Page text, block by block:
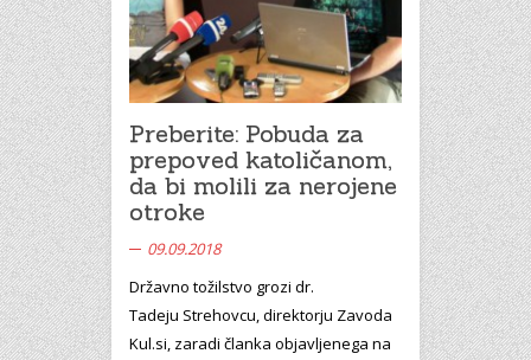
Preberite: Pobuda za
prepoved katoličanom,
da bi molili za nerojene
otroke
09.09.2018
Državno tožilstvo grozi dr.
Tadeju Strehovcu, direktorju Zavoda
Kul.si, zaradi članka objavljenega na